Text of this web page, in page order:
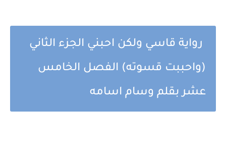
رواية قاسي ولكن احبني الجزء الثاني
(واحببت قسوته) الفصل الخامس
عشر بقلم وسام اسامه